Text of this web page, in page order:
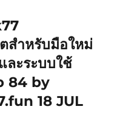
สำหรับมือใหม่
ละระบบใช้
84 by
18 JUL